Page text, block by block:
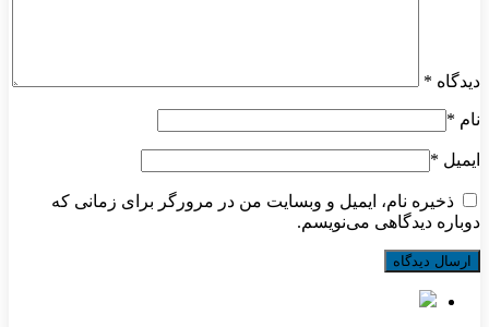
دیدگاه *
نام *
ایمیل *
ذخیره نام، ایمیل و وبسایت من در مرورگر برای زمانی که
دوباره دیدگاهی می‌نویسم.